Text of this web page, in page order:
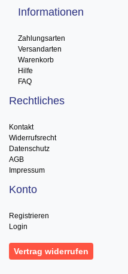
Informationen
Zahlungsarten
Versandarten
Warenkorb
Hilfe
FAQ
Rechtliches
Kontakt
Widerrufsrecht
Datenschutz
AGB
Impressum
Konto
Registrieren
Login
Vertrag widerrufen